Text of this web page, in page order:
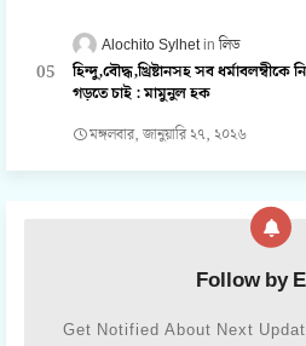
Alochito Sylhet লিড
হিন্দু,বৌদ্ধ,খ্রিষ্টানসহ সব ধর্মাবলম্বীকে
গড়তে চাই : মামুনুল হক
মঙ্গলবার, জানুয়ারি ২৭, ২০২৬
Follow by
Get Notified About Next